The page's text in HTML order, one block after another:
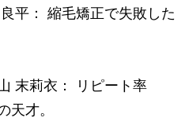
平： 縮毛矯正で失敗した
末莉衣： リピート率
天才。